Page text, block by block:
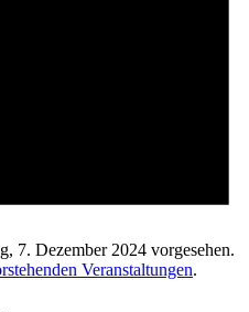
7. Dezember 2024 vorgesehen.
Veranstaltungen.